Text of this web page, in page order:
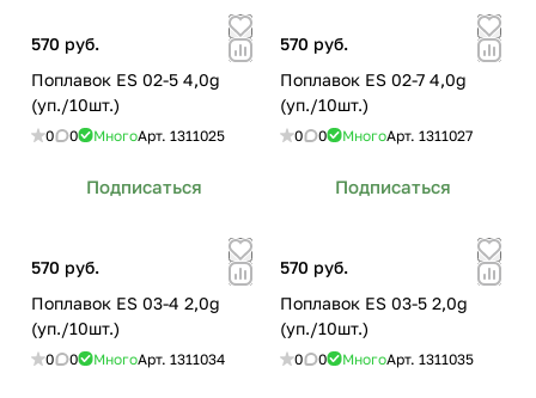
570 руб.
Поплавок ES 02-5 4,0g
(уп./10шт.)
0 0 МногоАрт. 1311025
Подписаться
570 руб.
Поплавок ES 02-7 4,0g
(уп./10шт.)
0 0 МногоАрт. 1311027
Подписаться
570 руб.
Поплавок ES 03-4 2,0g
(уп./10шт.)
0 0 МногоАрт. 1311034
570 руб.
Поплавок ES 03-5 2,0g
(уп./10шт.)
0 0 МногоАрт. 1311035